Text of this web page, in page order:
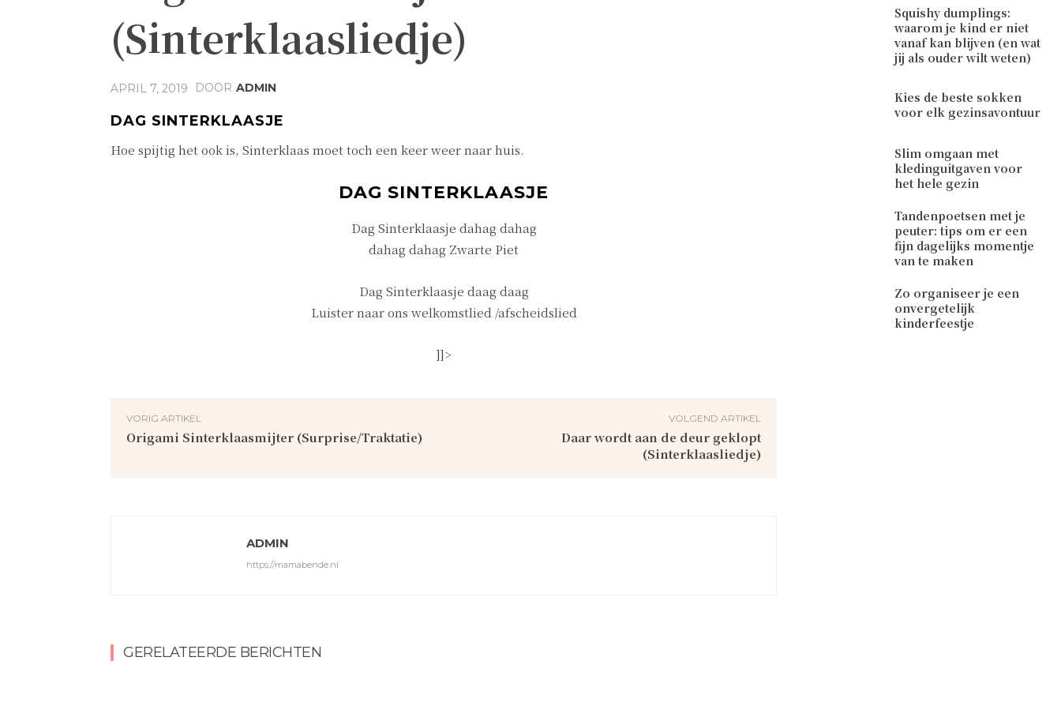
(Sinterklaasliedje)
APRIL 7, 2019 DOOR ADMIN
DAG SINTERKLAASJE
Hoe spijtig het ook is, Sinterklaas moet toch een keer weer naar huis.
DAG SINTERKLAASJE
Dag Sinterklaasje dahag dahag
dahag dahag Zwarte Piet
Dag Sinterklaasje daag daag
Luister naar ons welkomstlied /afscheidslied
]]>
VORIG ARTIKEL
Origami Sinterklaasmijter (Surprise/Traktatie)
VOLGEND ARTIKEL
Daar wordt aan de deur geklopt
(Sinterklaasliedje)
ADMIN
https://mamabende.nl
GERELATEERDE BERICHTEN
Squishy dumplings:
waarom je kind er niet
vanaf kan blijven (en wat
jij als ouder wilt weten)
Kies de beste sokken
voor elk gezinsavontuur
Slim omgaan met
kledinguitgaven voor
het hele gezin
Tandenpoetsen met je
peuter: tips om er een
fijn dagelijks momentje
van te maken
Zo organiseer je een
onvergetelijk
kinderfeestje